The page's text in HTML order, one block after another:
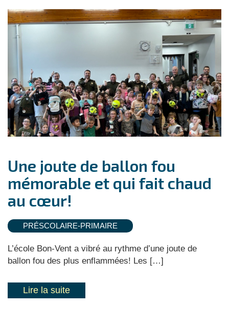
Une joute de ballon fou
mémorable et qui fait chaud
au cœur!
PRÉSCOLAIRE-PRIMAIRE
L’école Bon-Vent a vibré au rythme d’une joute de
ballon fou des plus enflammées! Les […]
Lire la suite